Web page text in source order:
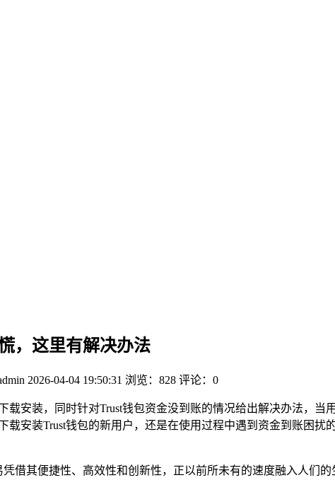
，这里有解决办法
2026-04-04 19:50:31 浏览：828 评论：0
载安装，同时针对Trust钱包资金没到账的情况给出解决办法，
载安装Trust钱包的新用户，还是在使用过程中遇到资金到账困
凭借其便捷性、高效性和创新性，正以前所未有的速度融入人们